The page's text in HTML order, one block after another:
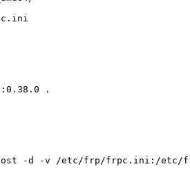
.
-d -v /etc/frp/frpc.ini:/etc/